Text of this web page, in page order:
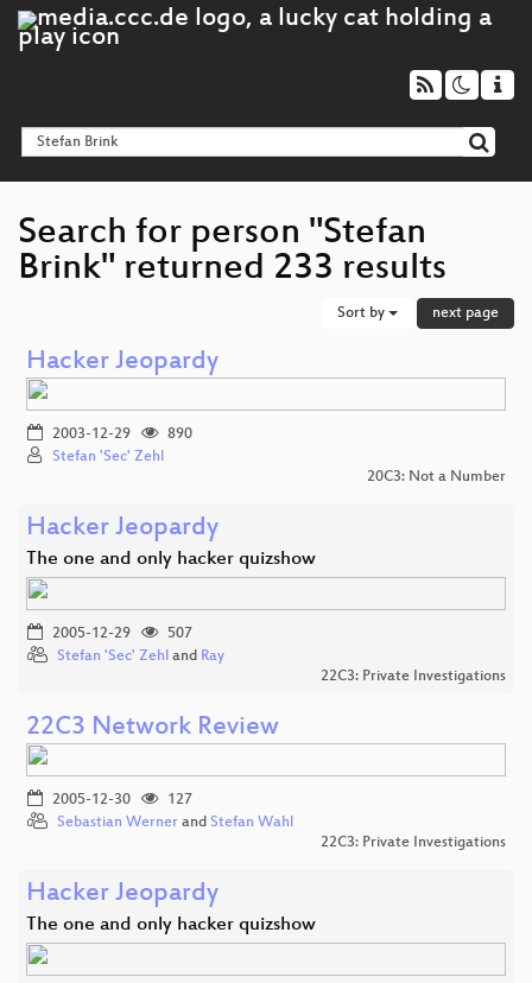
Search for person "Stefan
Brink" returned 233 results
Sort by next page
Hacker Jeopardy
2003-12-29
890
Stefan 'Sec' Zehl
20C3: Not a Number
Hacker Jeopardy
The one and only hacker quizshow
2005-12-29
507
Stefan 'Sec' Zehl and Ray
22C3: Private Investigations
22C3 Network Review
2005-12-30
127
Sebastian Werner and Stefan Wahl
22C3: Private Investigations
Hacker Jeopardy
The one and only hacker quizshow